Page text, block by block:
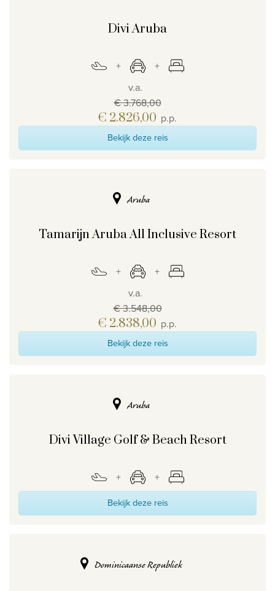
Privacy disclaimer
©2026 , Travelworld
Divi Aruba
v.a.
€ 3.768,00
€ 2.826,00 p.p.
Bekijk deze reis
Aruba
Tamarijn Aruba All Inclusive Resort
v.a.
€ 3.548,00
€ 2.838,00 p.p.
Bekijk deze reis
Aruba
Divi Village Golf & Beach Resort
Bekijk deze reis
Dominicaanse Republiek